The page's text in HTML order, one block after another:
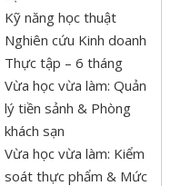
Kỹ năng học thuật
Nghiên cứu Kinh doanh
Thực tập – 6 tháng
Vừa học vừa làm: Quản
lý tiền sảnh & Phòng
khách sạn
Vừa học vừa làm: Kiểm
soát thực phẩm & Mức